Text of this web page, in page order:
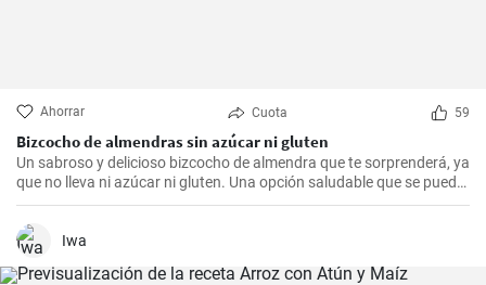
Ahorrar Cuota 59
Bizcocho de almendras sin azúcar ni gluten
Un sabroso y delicioso bizcocho de almendra que te sorprenderá, ya
que no lleva ni azúcar ni gluten. Una opción saludable que se puede
adaptar a muchas personas.
Iwa